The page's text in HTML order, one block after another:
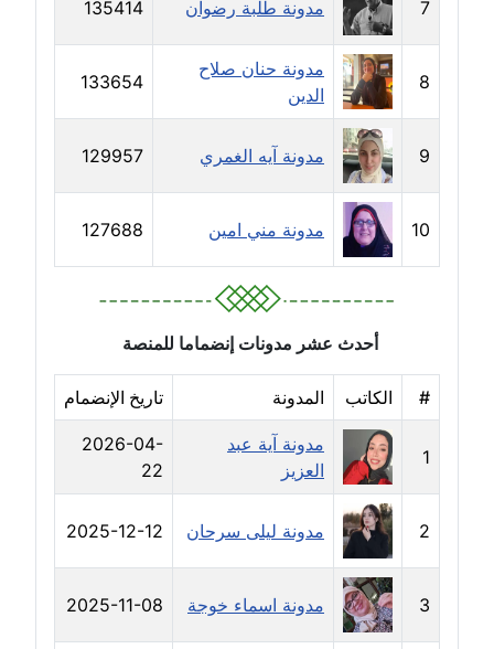
مدونة حجازي يونس
عاملة
مدونة حسن رجب
عاملة
مدونة حسن غريب
معلق
مدونة حسن محي الدين
عاملة
مدونة حسين درمشاكي
عاملة
مدونة حلا عادل
عاملة
مدونة حنان الهواري
عاملة
7 مدونة طلبة رضوان 135414
8
مدونة حنان صلاح
الدين
133654
9 مدونة آيه الغمري 129957
10 مدونة مني امين 127688
أحدث عشر مدونات إنضماما للمنصة
# الكاتب المدونة تاريخ الإنضمام
1
مدونة آية عبد
العزيز
2026-04-
22
2 مدونة ليلى سرحان 2025-12-12
3 مدونة اسماء خوجة 2025-11-08